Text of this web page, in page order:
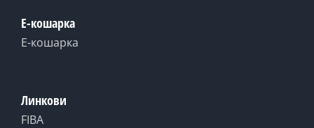
Е-кошарка
Е-кошарка
Линкови
FIBA